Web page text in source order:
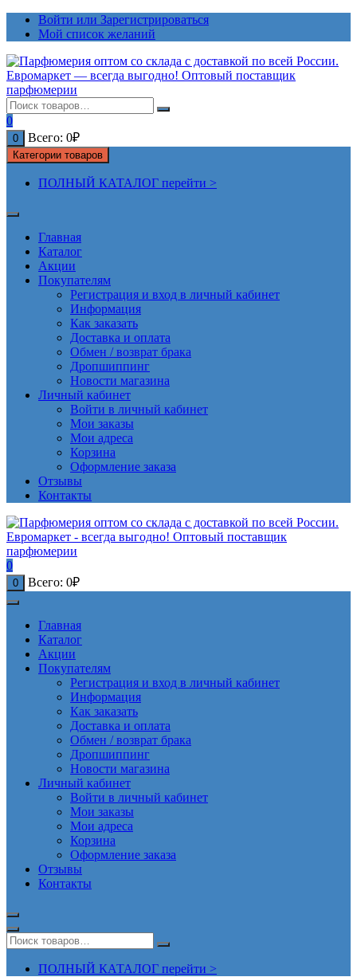
ПерейтиВойти или Зарегистрироваться
Мой список желаний
0
0 Всего: 0₽
Категории товаров
ПОЛНЫЙ КАТАЛОГ перейти >
Главная
Каталог
Акции
Покупателям
Регистрация и вход в личный кабинет
Информация
Как заказать
Доставка и оплата
Обмен / возврат брака
Дропшиппинг
Новости магазина
Личный кабинет
Войти в личный кабинет
Мои заказы
Мои адреса
Корзина
Оформление заказа
Отзывы
Контакты
0
0 Всего: 0₽
Главная
Каталог
Акции
Покупателям
Регистрация и вход в личный кабинет
Информация
Как заказать
Доставка и оплата
Обмен / возврат брака
Дропшиппинг
Новости магазина
Личный кабинет
Войти в личный кабинет
Мои заказы
Мои адреса
Корзина
Оформление заказа
Отзывы
Контакты
ПОЛНЫЙ КАТАЛОГ перейти >